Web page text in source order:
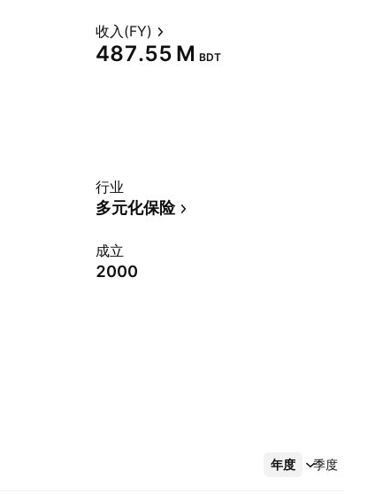
收入(FY)
‪487.55 M‬ BDT
行业
多元化保险
成立
2000
年度 季度
更多